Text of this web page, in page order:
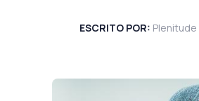
ESCRITO POR: